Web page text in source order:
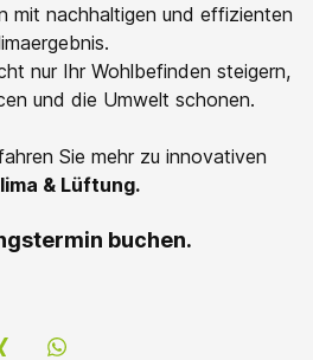
mit nachhaltigen und effizienten
nur Ihr Wohlbefinden steigern,
und die Umwelt schonen.
Sie mehr zu innovativen
& Lüftung.
buchen.